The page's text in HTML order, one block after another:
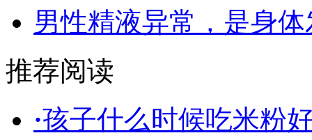
男性精液异常，是身
推荐阅读
·孩子什么时候吃米粉